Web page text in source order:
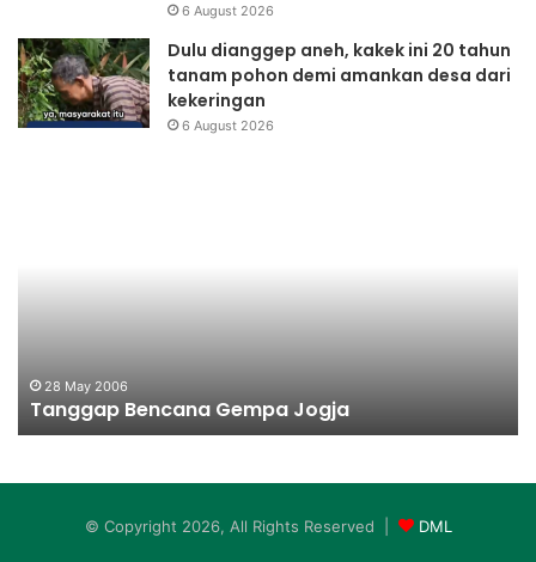
6 August 2026
Dulu dianggep aneh, kakek ini 20 tahun
tanam pohon demi amankan desa dari
kekeringan
6 August 2026
28 May 2006
Tanggap Bencana Gempa Jogja
© Copyright 2026, All Rights Reserved | DML